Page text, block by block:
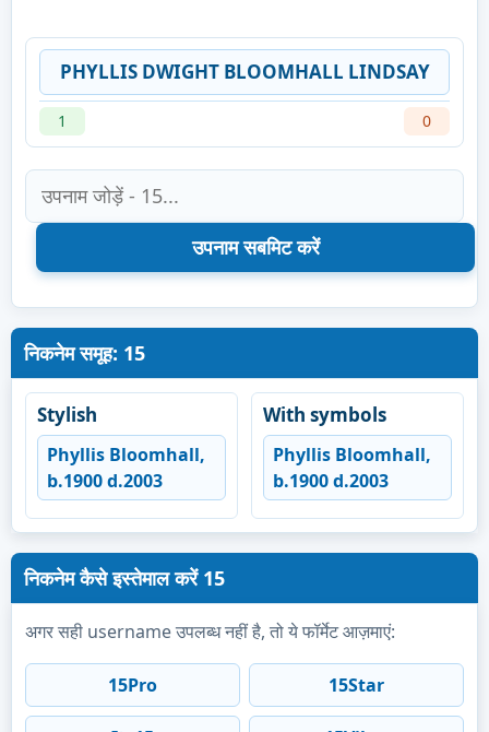
PHYLLIS DWIGHT BLOOMHALL LINDSAY
1 0
निकनेम समूह: 15
Stylish
Phyllis Bloomhall,
b.1900 d.2003
With symbols
Phyllis Bloomhall,
b.1900 d.2003
निकनेम कैसे इस्तेमाल करें 15
अगर सही username उपलब्ध नहीं है, तो ये फॉर्मेट आज़माएं:
15Pro 15Star